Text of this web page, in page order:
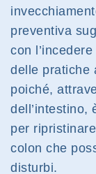
preventiva
con
delle pratiche
poiché,
dell’intestino,
per
colon che
disturbi.